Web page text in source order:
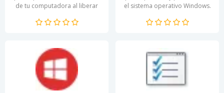
de tu computadora al liberar
utilizar algoritmos...
el sistema operativo Windows.
usar, permite a...